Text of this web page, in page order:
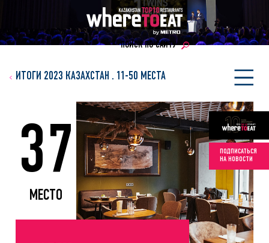
ПОИСК ПО САЙТУ
ПОДПИСАТЬСЯ
НА НОВОСТИ
ИТОГИ 2023 КАЗАХСТАН . 11-50 МЕСТА
37
МЕСТО